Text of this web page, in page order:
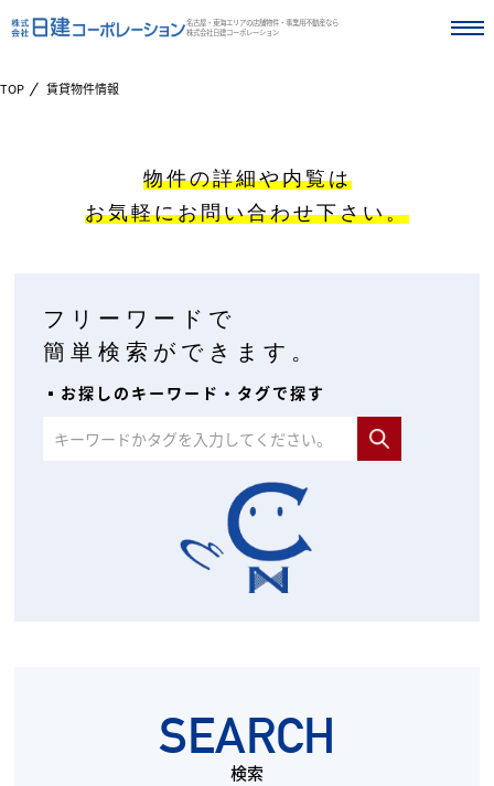
名古屋・東海エリアの店舗物件・事業用不動産なら
株式会社日建コーポレーション
TOP 賃貸物件情報
物件の詳細や内覧は
お気軽にお問い合わせ下さい。
フリーワードで
簡単検索ができます。
▪︎お探しのキーワード・タグで探す
SEARCH
検索